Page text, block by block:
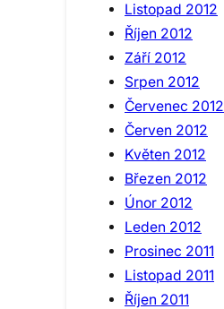
Listopad 2012
Říjen 2012
Září 2012
Srpen 2012
Červenec 2012
Červen 2012
Květen 2012
Březen 2012
Únor 2012
Leden 2012
Prosinec 2011
Listopad 2011
Říjen 2011